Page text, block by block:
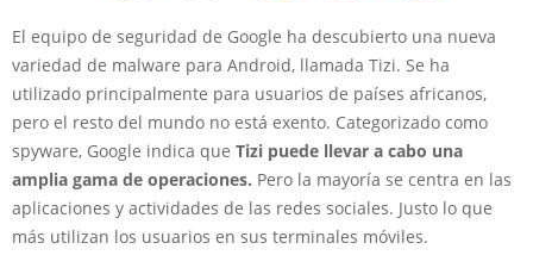
El equipo de seguridad de Google ha descubierto una nueva
variedad de malware para Android, llamada Tizi. Se ha
utilizado principalmente para usuarios de países africanos,
pero el resto del mundo no está exento. Categorizado como
spyware, Google indica que Tizi puede llevar a cabo una
amplia gama de operaciones. Pero la mayoría se centra en las
aplicaciones y actividades de las redes sociales. Justo lo que
más utilizan los usuarios en sus terminales móviles.